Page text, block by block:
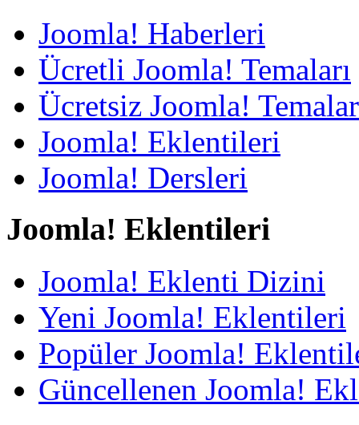
Joomla! Haberleri
Ücretli Joomla! Temaları
Ücretsiz Joomla!
Joomla! Eklentileri
Joomla! Dersleri
Joomla! Eklentileri
Joomla! Eklenti Dizini
Yeni Joomla! Eklentileri
Popüler Joomla!
Güncellenen Joomla!